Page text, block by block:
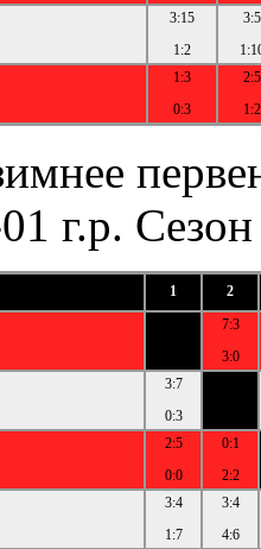
3:15
1:2
3:5
1:3
0:3
2:5
1:2
г.р.
1 2
7:3
3:0
3:7
0:3
2:5
0:0
0:1
2:2
3:4
1:7
3:4
4:6